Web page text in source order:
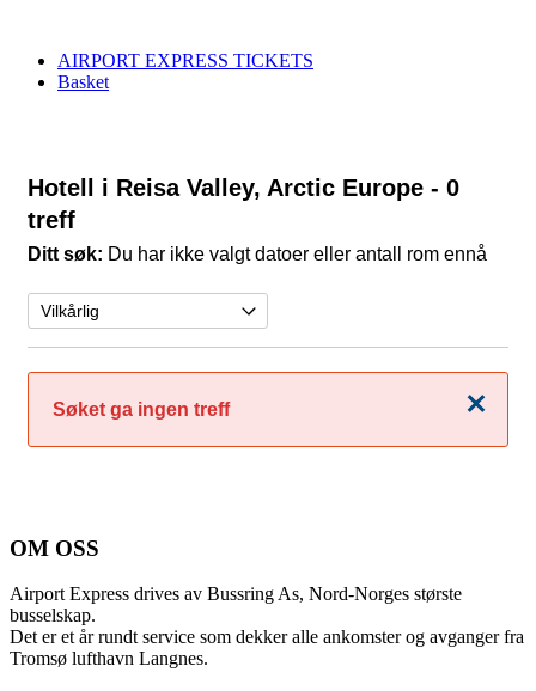
AIRPORT EXPRESS TICKETS
Basket
Hotell i Reisa Valley, Arctic Europe - 0
treff
Ditt søk: Du har ikke valgt datoer eller antall rom ennå
Lukk
Søket ga ingen treff
OM OSS
Airport Express drives av Bussring As, Nord-Norges største
busselskap.
Det er et år rundt service som dekker alle ankomster og avganger fra
Tromsø lufthavn Langnes.